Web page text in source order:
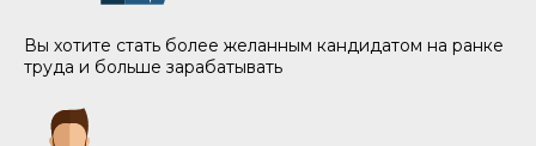
Вы хотите стать более желанным кандидатом на ранке
труда и больше зарабатывать